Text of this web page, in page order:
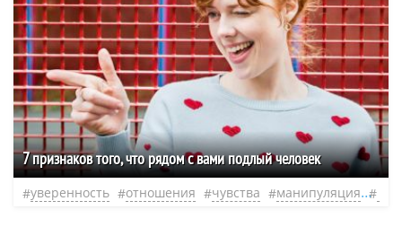
7 признаков того, что рядом с вами подлый человек
уверенность отношения чувства манипуляция